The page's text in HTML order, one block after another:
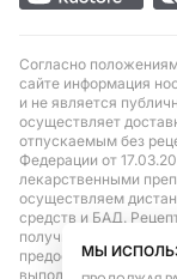
Согласно
сайте информация
и не является
осуществляет
отпускаемым без
Федерации от
лекарственными
осуществляем
средств и БАД.
получить только при
предоставлении
выполняется при
МЫ